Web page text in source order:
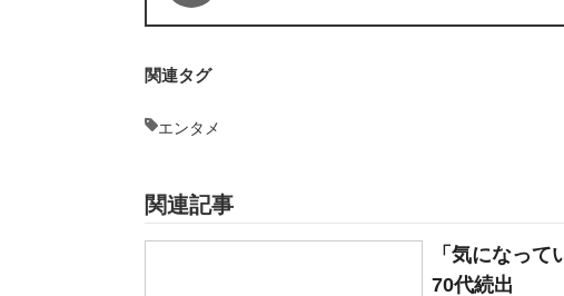
関連タグ
エンタメ
関連記事
「気になっ
70代続出